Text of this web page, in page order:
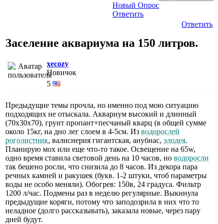
Новый Опрос
Ответить
Ответить
Заселение аквариума на 150 литров.
xecozy
Новичок
5
Предыдущие темы прочла, но именно под мою ситуацию
подходящих не отыскала. Аквариум высокий и длинный
(70х30х70), грунт пропант+песчаный кварц (в общей сумме
около 15кг, на дно лег слоем в 4-5см. Из водорослей
роголистник, валиснерия гигантская, анубиас, элодея.
Планирую мох или еще что-то такое. Освещение на 65w,
одно время ставила световой день на 10 часов, но водоросли
так бешено росли, что снизила до 8 часов. Из декора пара
речных камней и ракушек (букв. 1-2 штуки, чтоб параметры
воды не особо меняли). Обогрев: 150в, 24 градуса. Фильтр
1200 л/час. Подмены раз в неделю регулярные. Выкинула
предыдущие коряги, потому что заподозрила в них что то
неладное (долго рассказывать), заказала новые, через пару
дней будут.